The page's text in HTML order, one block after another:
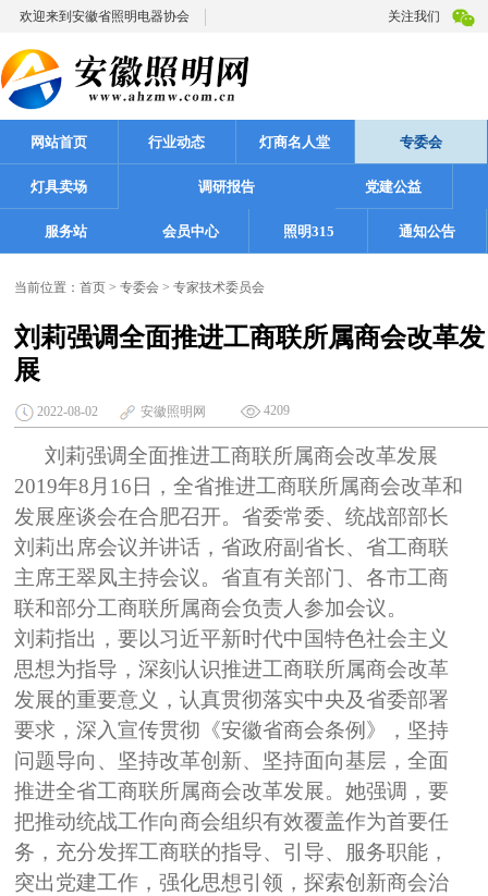
欢迎来到安徽省照明电器协会 关注我们
网站首页 行业动态 灯商名人堂 专委会
灯具卖场 调研报告 党建公益
服务站 会员中心 照明315 通知公告
当前位置：首页 >专委会 >专家技术委员会
刘莉强调全面推进工商联所属商会改革发
展
2022-08-02 安徽照明网 4209
刘莉强调全面推进工商联所属商会改革发展
2019年8月16日，全省推进工商联所属商会改革和
发展座谈会在合肥召开。省委常委、统战部部长
刘莉出席会议并讲话，省政府副省长、省工商联
主席王翠凤主持会议。省直有关部门、各市工商
联和部分工商联所属商会负责人参加会议。
刘莉指出，要以习近平新时代中国特色社会主义
思想为指导，深刻认识推进工商联所属商会改革
发展的重要意义，认真贯彻落实中央及省委部署
要求，深入宣传贯彻《安徽省商会条例》，坚持
问题导向、坚持改革创新、坚持面向基层，全面
推进全省工商联所属商会改革发展。她强调，要
把推动统战工作向商会组织有效覆盖作为首要任
务，充分发挥工商联的指导、引导、服务职能，
突出党建工作，强化思想引领，探索创新商会治